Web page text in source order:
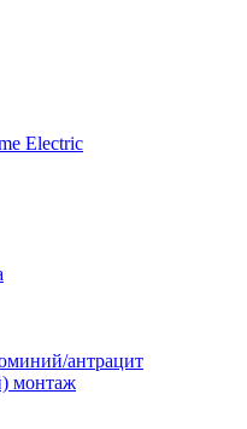
Electric
антрацит
монтаж